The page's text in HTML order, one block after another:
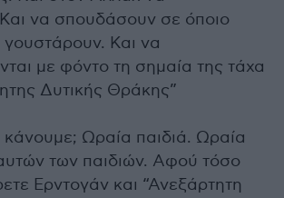
να σπουδάσουν σε όποιο
γουστάρουν. Και να
με φόντο τη σημαία της τάχα
Δυτικής Θράκης”
κάνουμε; Ωραία παιδιά. Ωραία
των παιδιών. Αφού τόσο
Ερντογάν και “Ανεξάρτητη